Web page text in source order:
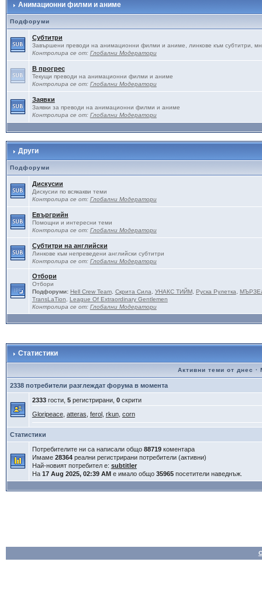
Анимационни филми и аниме
Подфоруми
Субтитри
Завършени преводи на анимационни филми и аниме, линкове към субтитри,
Контролира се от: Глобални Модератори
В прогрес
Текущи преводи на анимационни филми и аниме
Контролира се от: Глобални Модератори
Заявки
Заявки за преводи на анимационни филми и аниме
Контролира се от: Глобални Модератори
Други
Подфоруми
Дискусии
Дискусии по всякакви теми
Контролира се от: Глобални Модератори
Евъргрийн
Помощни и интересни теми
Контролира се от: Глобални Модератори
Субтитри на английски
Линкове към непреведени английски субтитри
Контролира се от: Глобални Модератори
Отбори
Отбори
Подфоруми: Hell Crew Team, Скрита Сила УНАКС ТИЙМ, Руска Рулетка
TransLaTion
League Of Extraordinary Gentlemen
Контролира се от: Глобални Модератори
Статистики
Активни теми от днес ·
2338 потребители разглеждат форума в момента
2333гости, 5регистрирани, 0скрити
Gloripeace, atteras ferol, rkun, corn
Статистики
Потребителите ни са написали общо 88719коментара
Имаме 28364реални регистрирани потребители (активни)
Най-новият потребител е: subtitler
На 17 Aug 2025, 02:39 AMе имало общо 35965посетители наведнъж.